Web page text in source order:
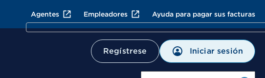
Agentes Empleadores Ayuda para pagar sus facturas
Regístrese Iniciar sesión